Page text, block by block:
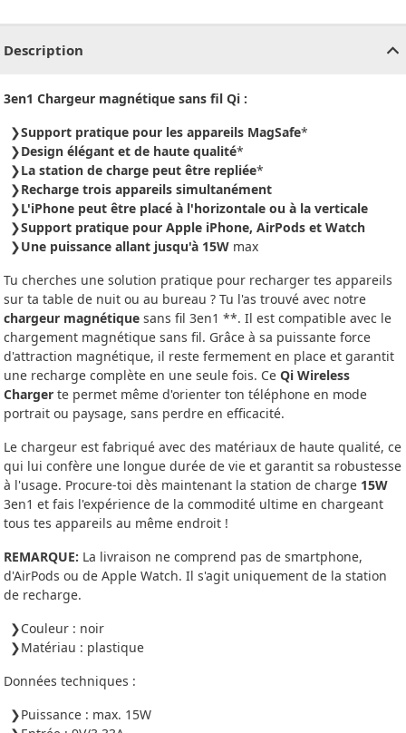
Description
3en1 Chargeur magnétique sans fil Qi :
Support pratique pour les appareils MagSafe*
Design élégant et de haute qualité*
La station de charge peut être repliée*
Recharge trois appareils simultanément
L'iPhone peut être placé à l'horizontale ou à la verticale
Support pratique pour Apple iPhone, AirPods et Watch
Une puissance allant jusqu'à 15W max
Tu cherches une solution pratique pour recharger tes appareils
sur ta table de nuit ou au bureau ? Tu l'as trouvé avec notre
chargeur magnétique sans fil 3en1 **. Il est compatible avec le
chargement magnétique sans fil. Grâce à sa puissante force
d'attraction magnétique, il reste fermement en place et garantit
une recharge complète en une seule fois. Ce Qi Wireless
Charger te permet même d'orienter ton téléphone en mode
portrait ou paysage, sans perdre en efficacité.
Le chargeur est fabriqué avec des matériaux de haute qualité, ce
qui lui confère une longue durée de vie et garantit sa robustesse
à l'usage. Procure-toi dès maintenant la station de charge 15W
3en1 et fais l'expérience de la commodité ultime en chargeant
tous tes appareils au même endroit !
REMARQUE: La livraison ne comprend pas de smartphone,
d'AirPods ou de Apple Watch. Il s'agit uniquement de la station
de recharge.
Couleur : noir
Matériau : plastique
Données techniques :
Puissance : max. 15W